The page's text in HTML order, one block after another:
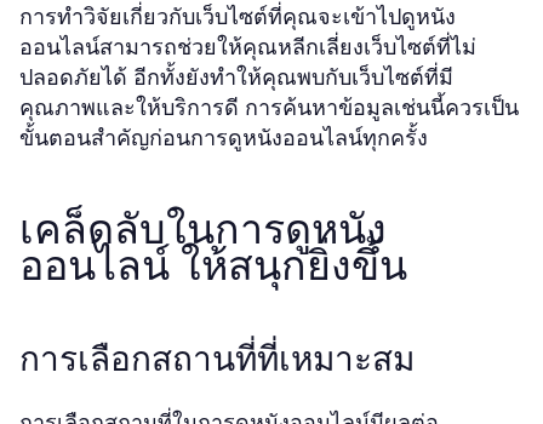
การทำวิจัยเกี่ยวกับเว็บไซต์ที่คุณจะเข้าไปดูหนัง
ออนไลน์สามารถช่วยให้คุณหลีกเลี่ยงเว็บไซต์ที่ไม่
ปลอดภัยได้ อีกทั้งยังทำให้คุณพบกับเว็บไซต์ที่มี
คุณภาพและให้บริการดี การค้นหาข้อมูลเช่นนี้ควรเป็น
ขั้นตอนสำคัญก่อนการดูหนังออนไลน์ทุกครั้ง
เคล็ดลับในการดูหนัง
ออนไลน์ ให้สนุกยิ่งขึ้น
การเลือกสถานที่ที่เหมาะสม